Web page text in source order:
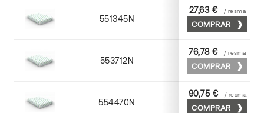
551345N 45 x 64
27,63 € / resma
COMPRAR
553712N 72 x 102
76,78 € / resma
COMPRAR
554470N 70 x 100
90,75 € / resma
COMPRAR